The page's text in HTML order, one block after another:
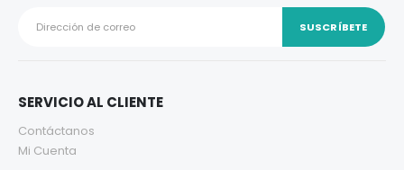
SERVICIO AL CLIENTE
Contáctanos
Mi Cuenta